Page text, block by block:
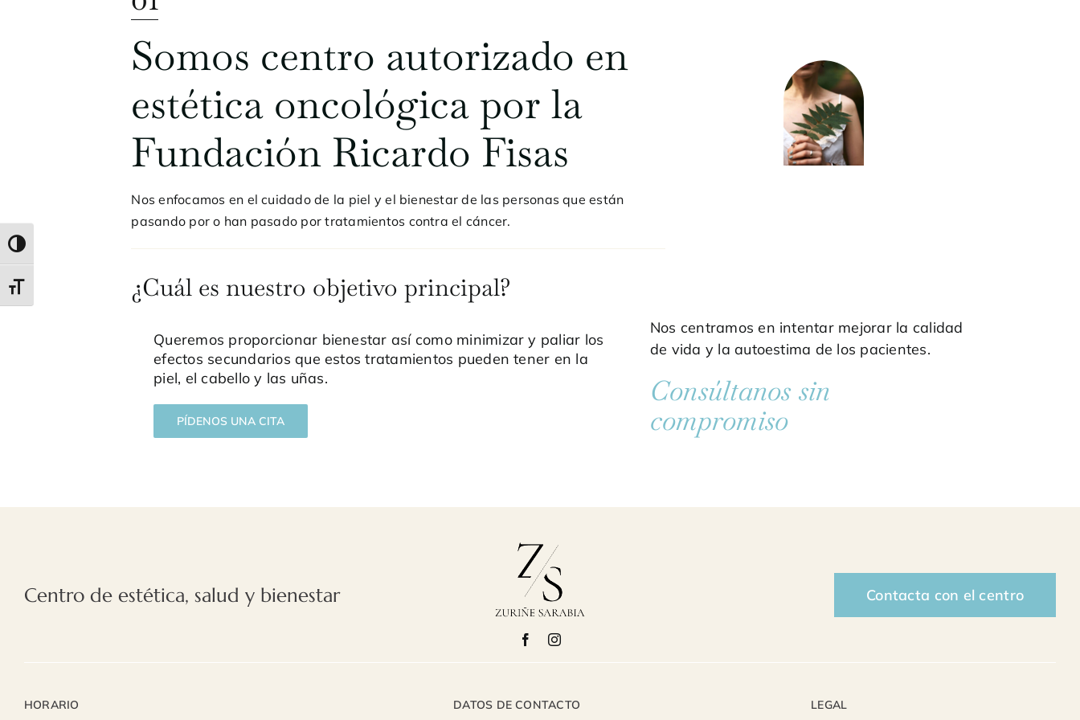
Alternar alto contraste
Alternar tamaño de letra
Somos centro autorizado en
estética oncológica por la
Fundación Ricardo Fisas
Nos enfocamos en el cuidado de la piel y el bienestar de las personas que están
pasando por o han pasado por tratamientos contra el cáncer.
¿Cuál es nuestro objetivo principal?
Queremos proporcionar bienestar así como minimizar y paliar los
efectos secundarios que estos tratamientos pueden tener en la
piel, el cabello y las uñas.
PÍDENOS UNA CITA
Nos centramos en intentar mejorar la calidad
de vida y la autoestima de los pacientes.
Consúltanos sin
compromiso
Centro de estética, salud y bienestar Contacta con el centro
HORARIO DATOS DE CONTACTO LEGAL